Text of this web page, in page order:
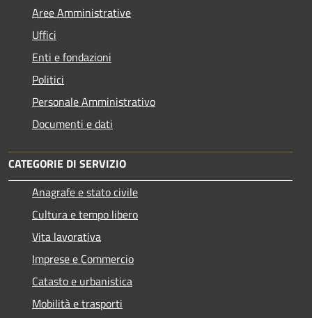
Aree Amministrative
Uffici
Enti e fondazioni
Politici
Personale Amministrativo
Documenti e dati
CATEGORIE DI SERVIZIO
Anagrafe e stato civile
Cultura e tempo libero
Vita lavorativa
Imprese e Commercio
Catasto e urbanistica
Mobilità e trasporti